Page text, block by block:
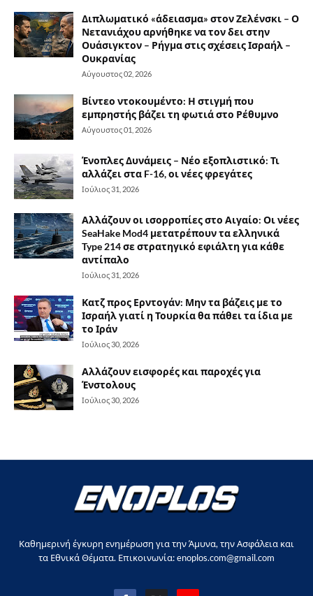
Διπλωματικό «άδειασμα» στον Ζελένσκι – Ο
Νετανιάχου αρνήθηκε να τον δει στην
Ουάσιγκτον – Ρήγμα στις σχέσεις Ισραήλ –
Ουκρανίας
Αύγουστος 02, 2026
Βίντεο ντοκουμέντο: Η στιγμή που
εμπρηστής βάζει τη φωτιά στο Ρέθυμνο
Αύγουστος 01, 2026
Ένοπλες Δυνάμεις – Νέο εξοπλιστικό: Τι
αλλάζει στα F-16, οι νέες φρεγάτες
Ιούλιος 31, 2026
Αλλάζουν οι ισορροπίες στο Αιγαίο: Οι νέες
SeaHake Mod4 μετατρέπουν τα ελληνικά
Type 214 σε στρατηγικό εφιάλτη για κάθε
αντίπαλο
Ιούλιος 31, 2026
Κατζ προς Ερντογάν: Μην τα βάζεις με το
Ισραήλ γιατί η Τουρκία θα πάθει τα ίδια με
το Ιράν
Ιούλιος 30, 2026
Αλλάζουν εισφορές και παροχές για
Ένστολους
Ιούλιος 30, 2026
Καθημερινή έγκυρη ενημέρωση για την Άμυνα, την Ασφάλεια και
τα Εθνικά Θέματα. Επικοινωνία: enoplos.com@gmail.com